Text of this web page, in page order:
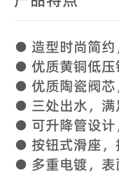
● 造型时尚简约
● 优质黄铜低压
● 优质陶瓷阀芯
● 三处出水，满
● 可升降管设
● 按钮式滑座，
● 多重电镀，表